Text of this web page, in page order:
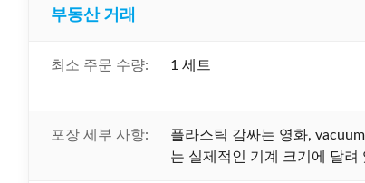
부동산 거래
최소 주문 수량: 1 세트
포장 세부 사항:
플라스틱 감싸는 영화,
는 실제적인 기계 크기에 달려